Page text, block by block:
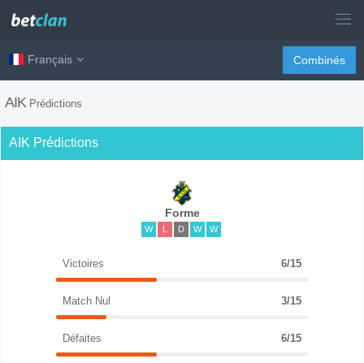
Français Combinés
AIK Prédictions
AIK Prédictions
Forme
W L D W W
Victoires 6/15
Match Nul 3/15
Défaites 6/15